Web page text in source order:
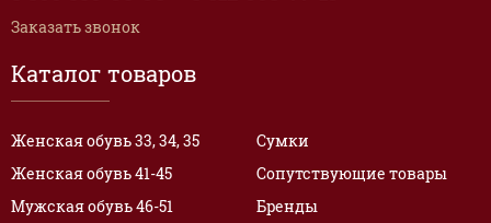
Каталог товаров
Женская обувь 33, 34, 35
Женская обувь 41-45
Мужская обувь 46-51
Сумки
Сопутствующие товары
Бренды
Заказать звонок